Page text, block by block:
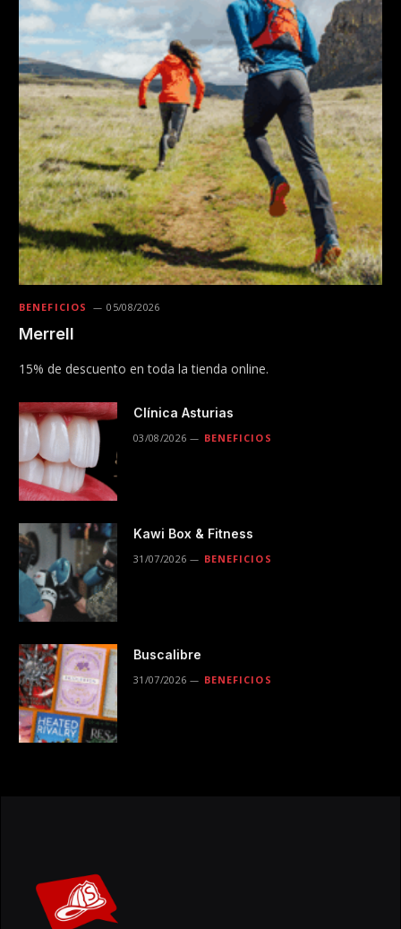
BENEFICIOS 05/08/2026
Merrell
15% de descuento en toda la tienda online.
Clínica Asturias
03/08/2026 BENEFICIOS
Kawi Box & Fitness
31/07/2026 BENEFICIOS
Buscalibre
31/07/2026 BENEFICIOS